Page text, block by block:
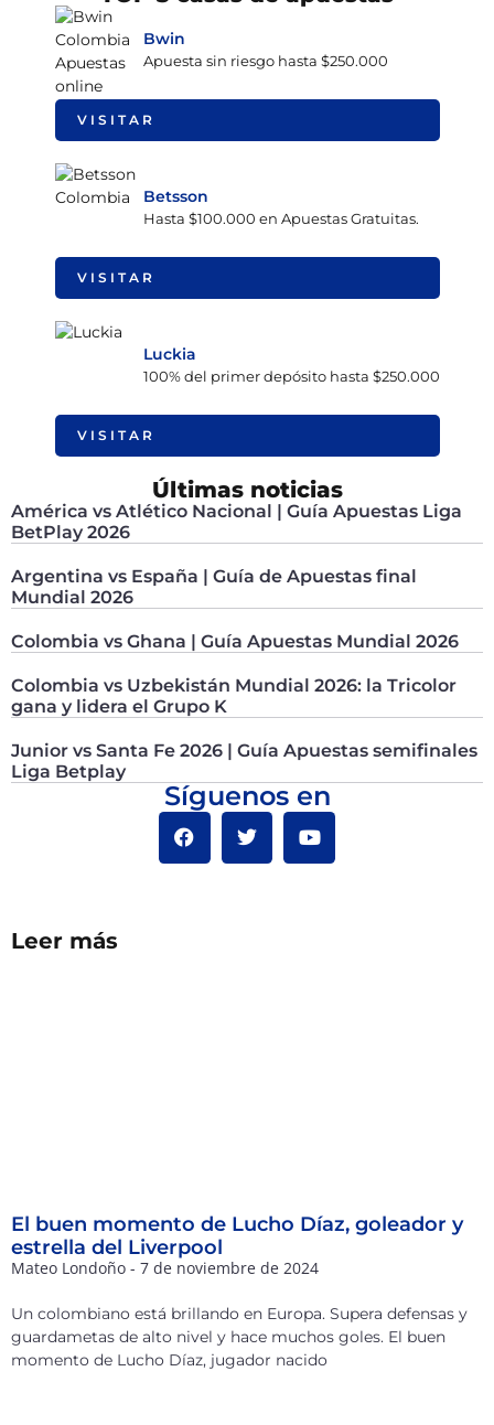
Bwin
Apuesta sin riesgo hasta $250.000
VISITAR
Betsson
Hasta $100.000 en Apuestas Gratuitas.
VISITAR
Luckia
100% del primer depósito hasta $250.000
VISITAR
Últimas noticias
América vs Atlético Nacional | Guía Apuestas Liga
BetPlay 2026
Argentina vs España | Guía de Apuestas final
Mundial 2026
Colombia vs Ghana | Guía Apuestas Mundial 2026
Colombia vs Uzbekistán Mundial 2026: la Tricolor
gana y lidera el Grupo K
Junior vs Santa Fe 2026 | Guía Apuestas semifinales
Liga Betplay
Síguenos en
Leer más
El buen momento de Lucho Díaz, goleador y
estrella del Liverpool
Mateo Londoño 7 de noviembre de 2024
Un colombiano está brillando en Europa. Supera defensas y
guardametas de alto nivel y hace muchos goles. El buen
momento de Lucho Díaz, jugador nacido